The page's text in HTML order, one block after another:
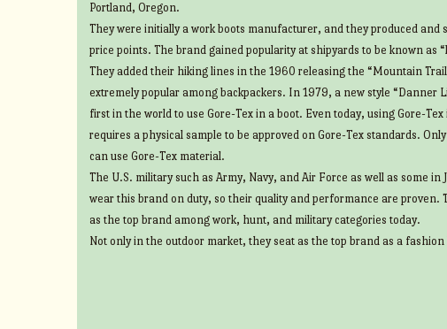
Portland, Oregon.
They were initially a work boots manufacturer, and they produced and
price points. The brand gained popularity at shipyards to be known as
They added their hiking lines in the 1960 releasing the “Mountain
extremely popular among backpackers. In 1979, a new style “Danner
first in the world to use Gore-Tex in a boot. Even today, using Gore-
requires a physical sample to be approved on Gore-Tex standards.
can use Gore-Tex material.
The U.S. military such as Army, Navy, and Air Force as well as some in
wear this brand on duty, so their quality and performance are proven.
as the top brand among work, hunt, and military categories today.
Not only in the outdoor market, they seat as the top brand as a fashion